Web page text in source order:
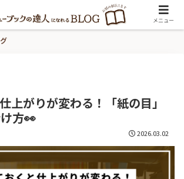
上がりが変わる！「紙の目」
方👀
2026.03.02
メニュー